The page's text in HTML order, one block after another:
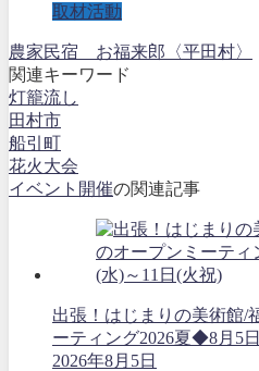
取材活動
農家民宿 お福来郎〈平田村〉
関連キーワード
灯籠流し
田村市
船引町
花火大会
イベント開催の関連記事
出張！はじまりの美術館/
ーティング2026夏◆8月5
2026年8月5日